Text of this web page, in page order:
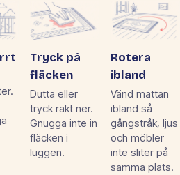
Tryck på
fläcken
Dutta eller
tryck rakt ner.
Gnugga inte in
fläcken i
luggen.
Rotera
ibland
Vänd mattan
ibland så
gångstråk, ljus
och möbler
inte sliter på
samma plats.